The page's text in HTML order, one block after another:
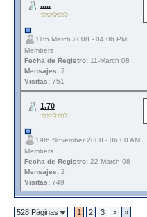
.....
11th March 2008 - 04:06 PM
Members
Fecha de Registro: 11-March 08
Mensajes: 7
Visitas: 751
1.70
19th November 2008 - 06:00 AM
Members
Fecha de Registro: 22-March 08
Mensajes: 2
Visitas: 749
528 Páginas 1 2 3 > »